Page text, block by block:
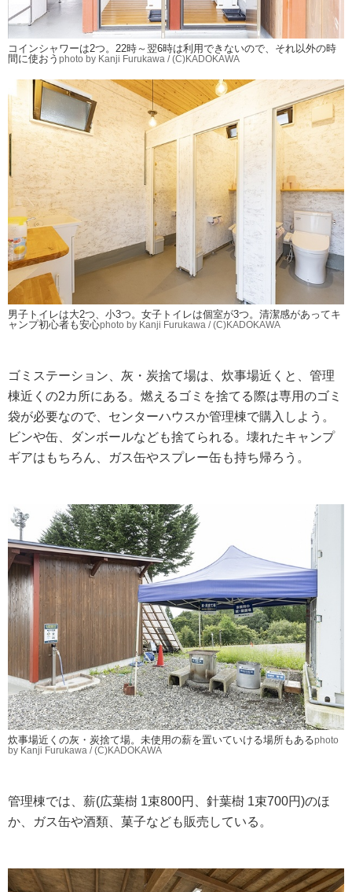
コインシャワーは2つ。22時～翌6時は利用できないので、それ以外の時
間に使おう photo by Kanji Furukawa / (C)KADOKAWA
男子トイレは大2つ、小3つ。女子トイレは個室が3つ。清潔感があってキ
ャンプ初心者も安心photo by Kanji Furukawa / (C)KADOKAWA
ゴミステーション、灰・炭捨て場は、炊事場近くと、管理
棟近くの2カ所にある。燃えるゴミを捨てる際は専用のゴミ
袋が必要なので、センターハウスか管理棟で購入しよう。
ビンや缶、ダンボールなども捨てられる。壊れたキャンプ
ギアはもちろん、ガス缶やスプレー缶も持ち帰ろう。
炊事場近くの灰・炭捨て場。未使用の薪を置いていける場所もあるphoto
by Kanji Furukawa / (C)KADOKAWA
管理棟では、薪(広葉樹 1束800円、針葉樹 1束700円)のほ
か、ガス缶や酒類、菓子なども販売している。